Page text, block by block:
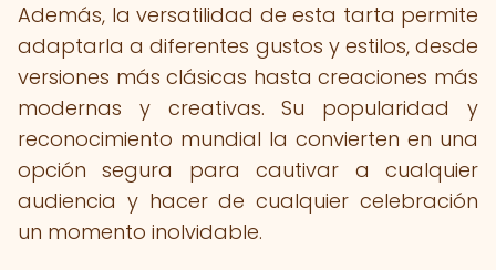
Además, la versatilidad de esta tarta permite
adaptarla a diferentes gustos y estilos, desde
versiones más clásicas hasta creaciones más
modernas y creativas. Su popularidad y
reconocimiento mundial la convierten en una
opción segura para cautivar a cualquier
audiencia y hacer de cualquier celebración
un momento inolvidable.